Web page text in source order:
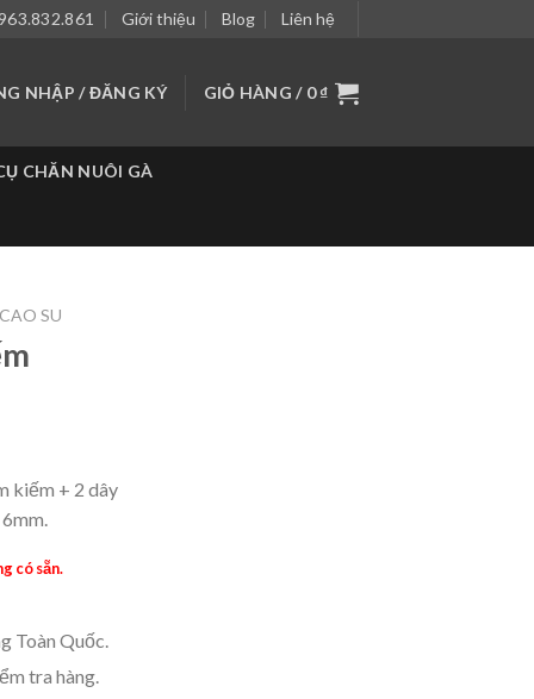
Giới thiệu Blog Liên hệ
NHẬP / ĐĂNG KÝ GIỎ HÀNG / 0₫
CHĂN NUÔI GÀ
SU
kiếm + 2 dây
có sẵn.
Toàn Quốc.
tra hàng.